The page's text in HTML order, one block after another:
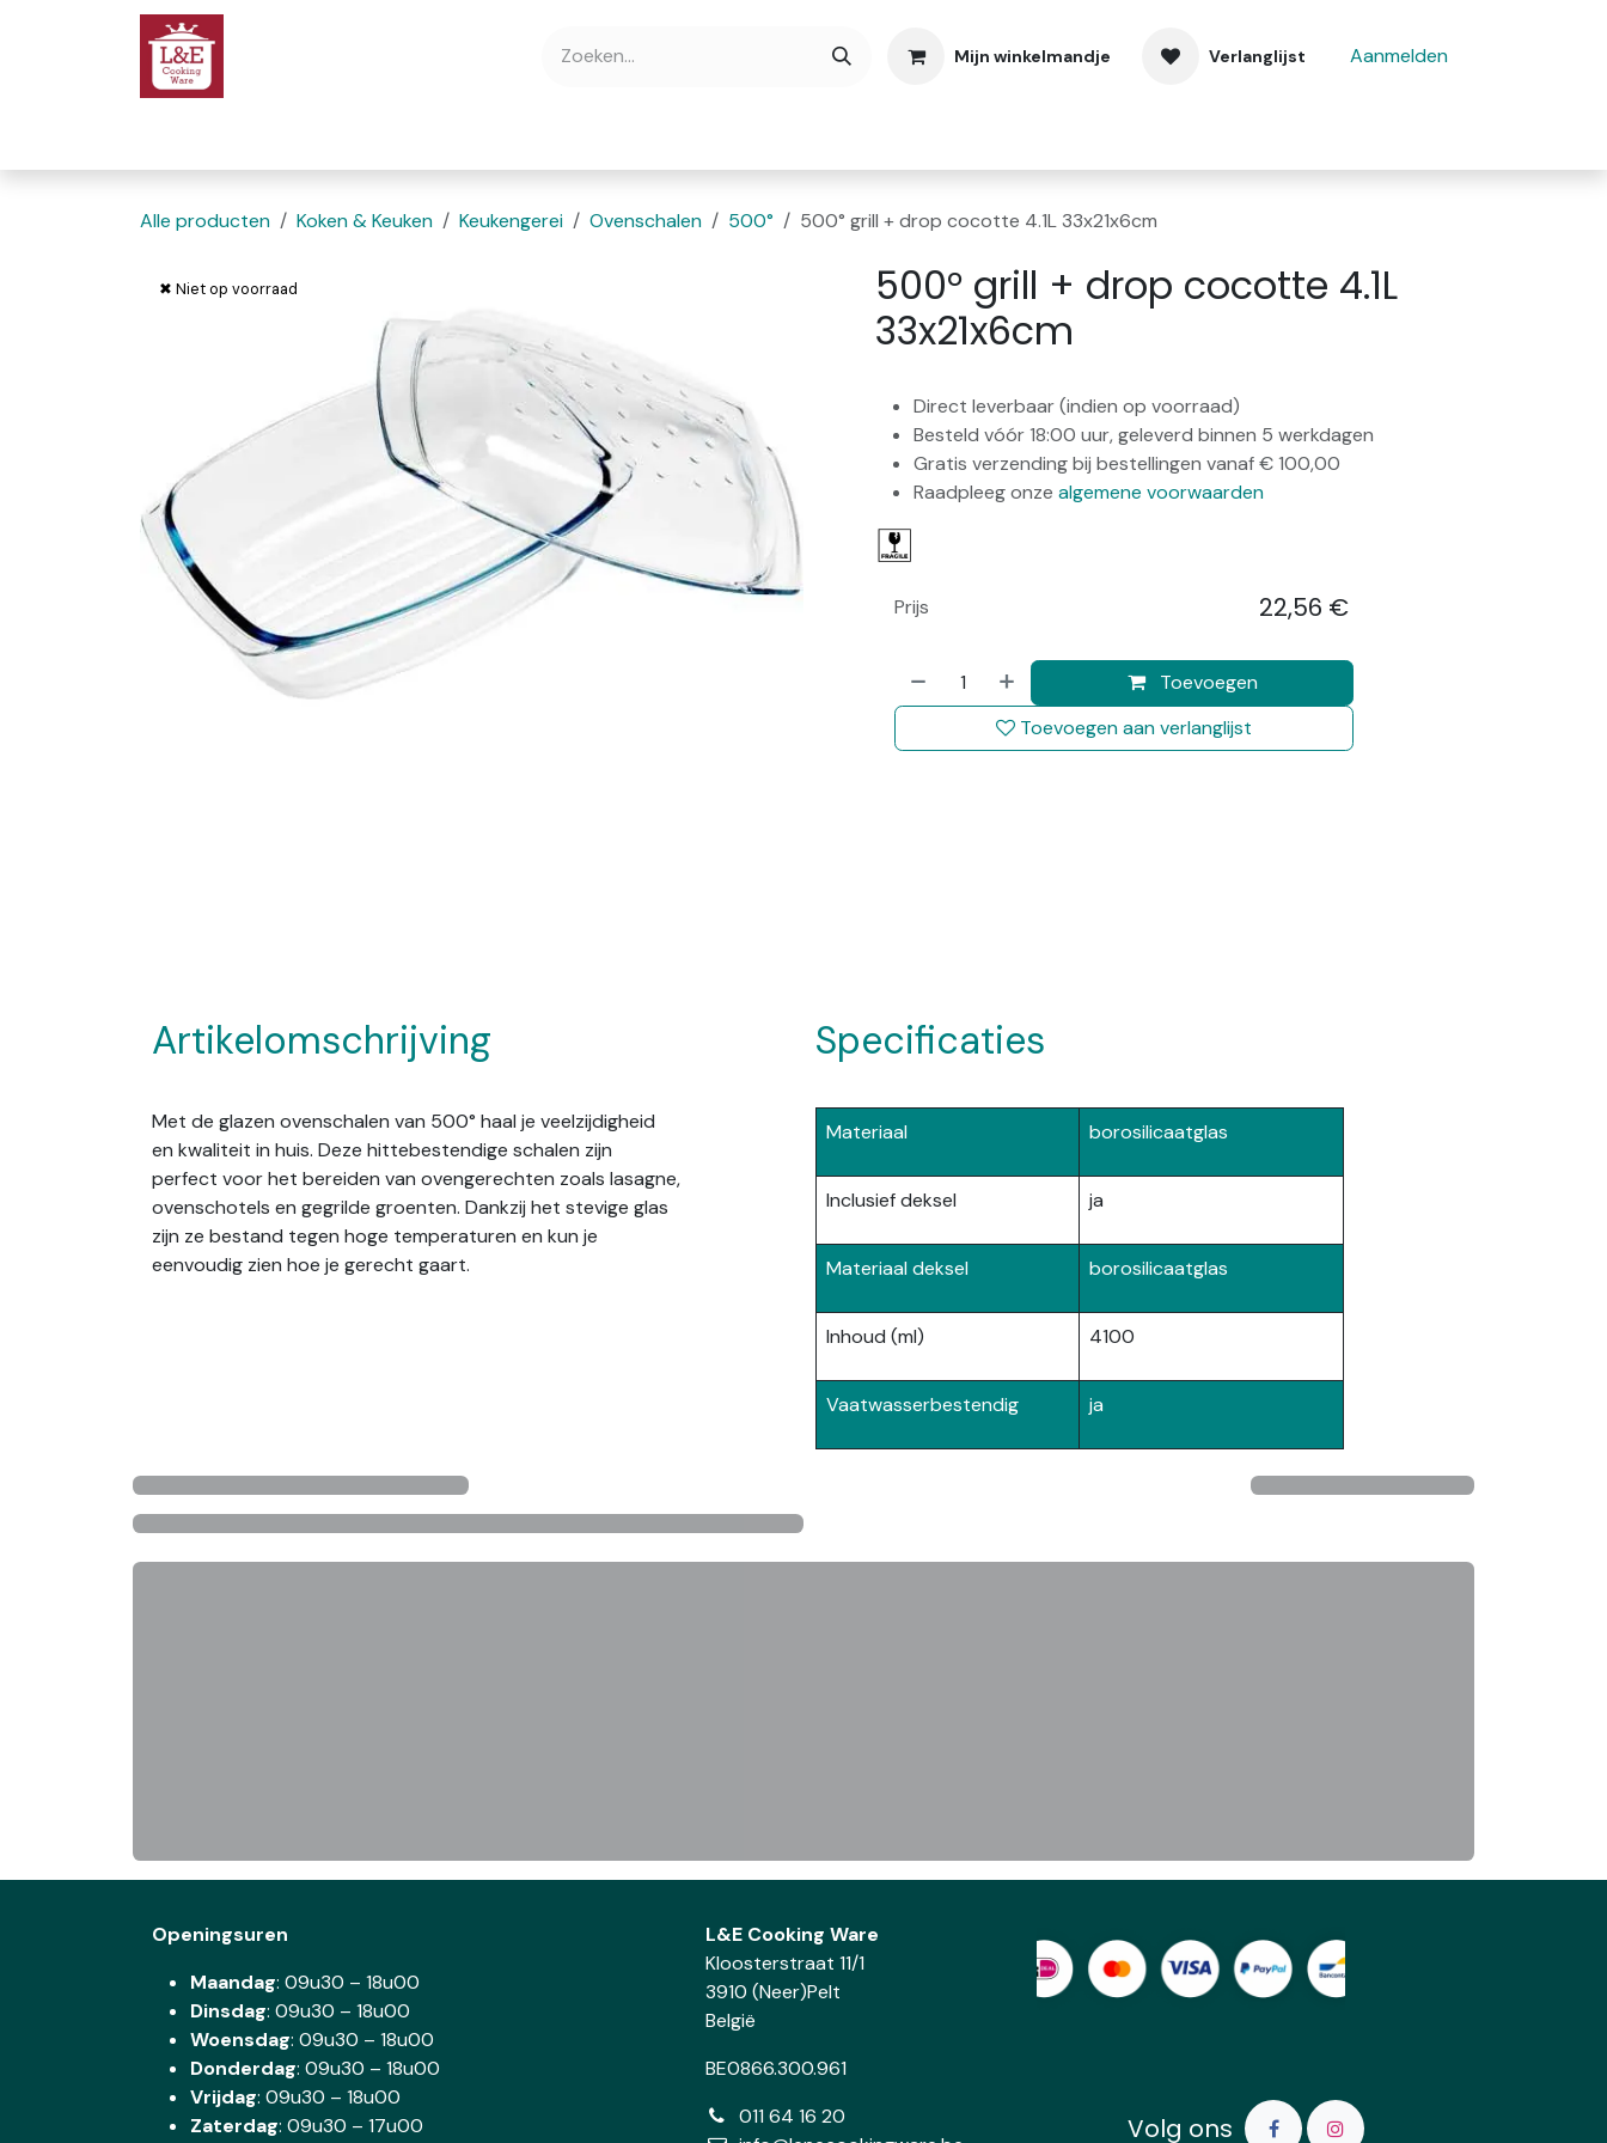
Overslaan naar inhoud
Mijn winkelmandje Verlanglijst Aanmelden
Alle producten Koken & Keuken Keukengerei Ovenschalen 500° 500° grill + drop cocotte 4.1L 33x21x6cm
✖ Niet op voorraad
500° grill + drop cocotte 4.1L
33x21x6cm
Direct leverbaar (indien op voorraad)
Besteld vóór 18:00 uur, geleverd binnen 5 werkdagen
Gratis verzending bij bestellingen vanaf € 100,00
Raadpleeg onze algemene voorwaarden
Toevoegen
Toevoegen aan verlanglijst
Prijs 22,56 €
Artikelomschrijving
Met de glazen ovenschalen van 500° haal je veelzijdigheid
en kwaliteit in huis. Deze hittebestendige schalen zijn
perfect voor het bereiden van ovengerechten zoals lasagne,
ovenschotels en gegrilde groenten. Dankzij het stevige glas
zijn ze bestand tegen hoge temperaturen en kun je
eenvoudig zien hoe je gerecht gaart.
Specificaties
Materiaal borosilicaatglas
Inclusief deksel ja
Materiaal deksel borosilicaatglas
Inhoud (ml) 4100
Vaatwasserbestendig ja
Openingsuren
Maandag: 09u30 – 18u00
Dinsdag: 09u30 – 18u00
Woensdag: 09u30 – 18u00
Donderdag: 09u30 – 18u00
Vrijdag: 09u30 – 18u00
Zaterdag: 09u30 – 17u00
L&E Cooking Ware
Kloosterstraat 11/1
3910 (Neer)Pelt
België
BE0866.300.961
011 64 16 20
Volg ons